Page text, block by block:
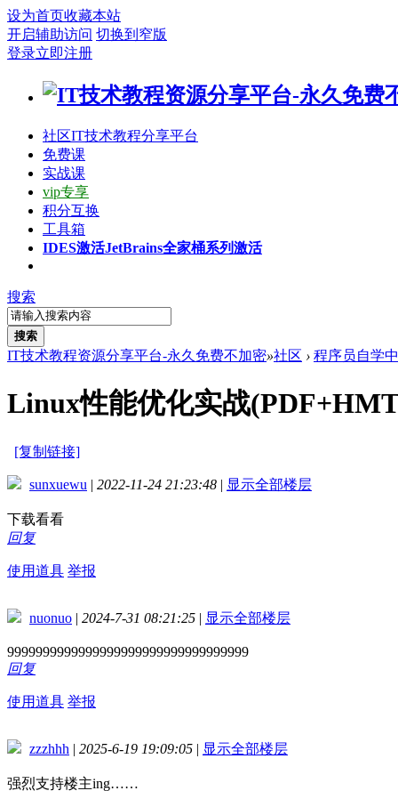
设为首页收藏本站
开启辅助访问 切换到窄版
登录立即注册
社区IT技术教程分享平台
免费课
实战课
vip专享
积分互换
工具箱
IDES激活JetBrains全家桶系列激活
搜索
搜索
IT技术教程资源分享平台-永久免费不加密»社区 › 程序员自学
Linux性能优化实战
[复制链接]
sunxuewu | 2022-11-24 21:23:48 | 显示全部楼层
下载看看
回复
使用道具 举报
nuonuo | 2024-7-31 08:21:25 | 显示全部楼层
9999999999999999999999999999999999
回复
使用道具 举报
zzzhhh | 2025-6-19 19:09:05 | 显示全部楼层
强烈支持楼主ing……